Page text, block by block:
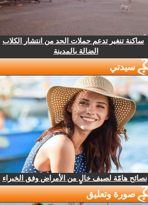
ساكنة تنغير تدعم حملات الحد من انتشار الكلاب
الضالة بالمدينة
سيدتي
نصائح هامّة لصيف خالٍ من الأمراض وفق الخبراء
صورة وتعليق